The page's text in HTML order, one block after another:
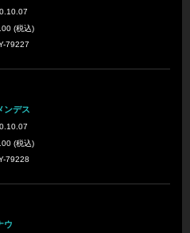
(税込)
79227
ンデス
(税込)
79228
ウ